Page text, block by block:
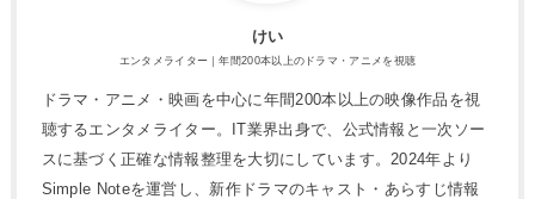
けい
エンタメライター｜年間200本以上のドラマ・アニメを視聴
ドラマ・アニメ・映画を中心に年間200本以上の映像作品を視
聴するエンタメライター。IT業界出身で、公式情報と一次ソー
スに基づく正確な情報整理を大切にしています。2024年より
Simple Noteを運営し、新作ドラマのキャスト・あらすじ情報